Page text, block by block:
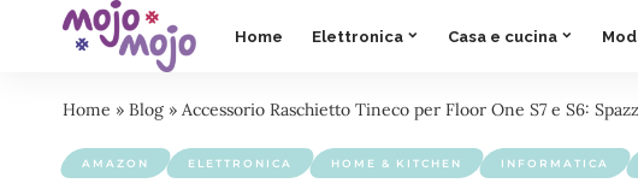
Home Elettronica Casa e cucina
Home » Blog » Accessorio Raschietto Tineco per Floor One S7 e S6:
AMAZON ELETTRONICA HOME & KITCHEN INFORMATICA